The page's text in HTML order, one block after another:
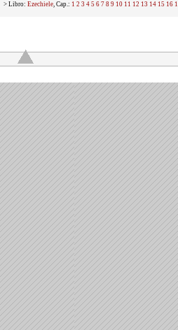
> Libro: Ezechiele, Cap.: 1 2 3 4 5 6 7 8 9 10 11 12 13 14 15 16